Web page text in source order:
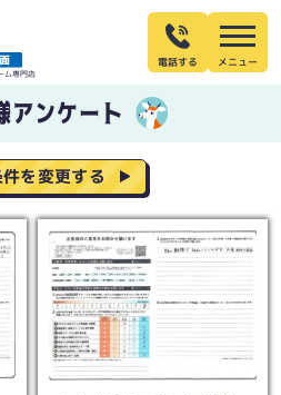
ム専門店
電話する
アンケート
を変更する